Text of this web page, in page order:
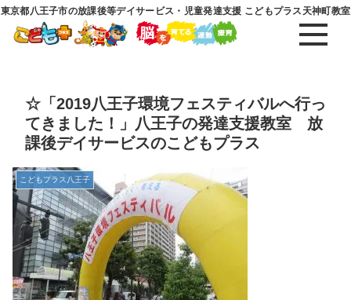
東京都八王子市の放課後等デイサービス・児童発達支援 こどもプラス天神町教室
☆「2019八王子環境フェスティバルへ行っ
てきました！」八王子の発達支援教室 放
課後デイサービスのこどもプラス
こどもプラス八王子